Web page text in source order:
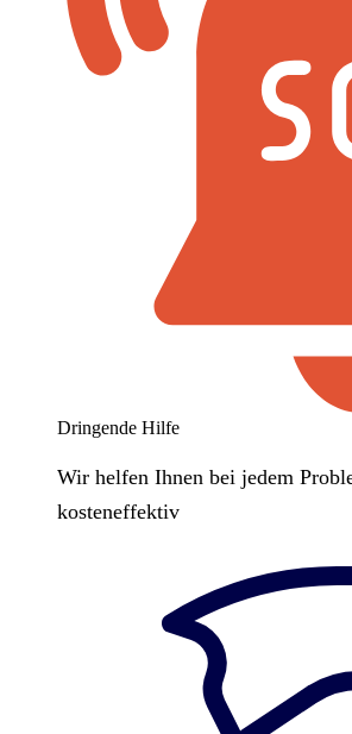
Dringende Hilfe
Wir helfen Ihnen bei jedem
kosteneffektiv